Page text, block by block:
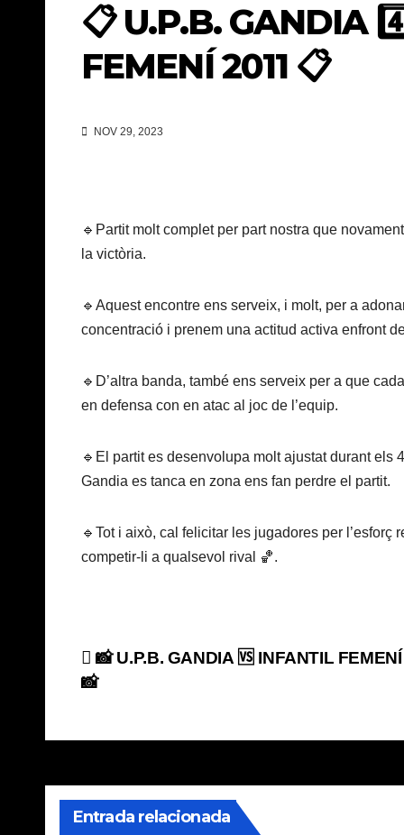
📋 U.P.B. GANDIA
FEMENÍ 2011 📋
NOV 29, 2023
🔹Partit molt complet per part nostra que
la victòria.
🔹Aquest encontre ens serveix, i molt, per a
concentració i prenem una actitud activa enfront
🔹D’altra banda, també ens serveix per a que
en defensa con en atac al joc de l’equip.
🔹El partit es desenvolupa molt ajustat durant els
Gandia es tanca en zona ens fan perdre el partit.
🔹Tot i això, cal felicitar les jugadores per
competir-li a qualsevol rival 🏀.
Navegación
entradas
📸 U.P.B. GANDIA 🆚 INFANTIL
📸
Entrada relacionada